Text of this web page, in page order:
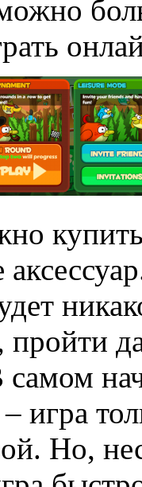
пройти
самом
игра
Но,